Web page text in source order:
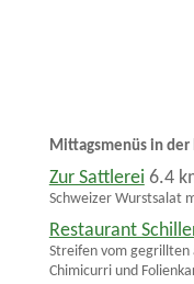
Mittagsmenüs in der
Zur Sattlerei 6.4
Schweizer Wurstsalat
Restaurant
Streifen vom
Chimicurri und